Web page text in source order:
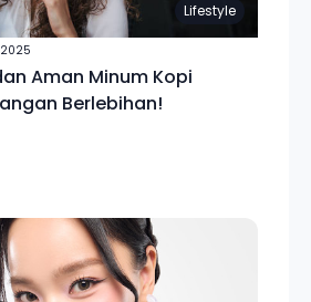
Lifestyle
2025
Aman Minum Kopi
Berlebihan!